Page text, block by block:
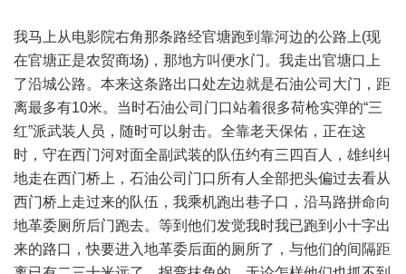
我马上从电影院右角那条路经官塘跑到靠河边的公路上(现
在官塘正是农贸商场)，那地方叫便水门。我走出官塘口上
了沿城公路。本来这条路出口处左边就是石油公司大门，距
离最多有10米。当时石油公司门口站着很多荷枪实弹的“三
红”派武装人员，随时可以射击。全靠老天保佑，正在这
时，守在西门河对面全副武装的队伍约有三四百人，雄纠纠
地走在西门桥上，石油公司门口所有人全部把头偏过去看从
西门桥上走过来的队伍，我乘机跑出巷子口，沿马路拼命向
地革委厕所后门跑去。等到他们发觉我时我已跑到小十字出
来的路口，快要进入地革委后面的厕所了，与他们的间隔距